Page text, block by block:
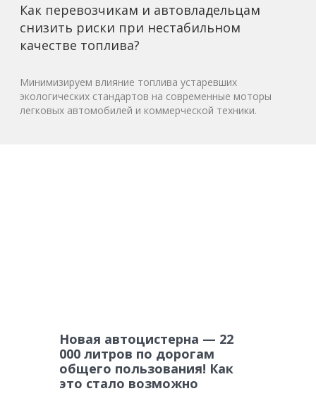
Как перевозчикам и автовладельцам
снизить риски при нестабильном
качестве топлива?
Минимизируем влияние топлива устаревших
экологических стандартов на современные моторы
легковых автомобилей и коммерческой техники.
Новая автоцистерна — 22
000 литров по дорогам
общего пользования! Как
это стало возможно